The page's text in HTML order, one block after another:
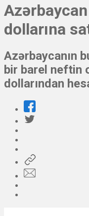
dollarına
Azərbaycanın
bir barel neftin
dollarından